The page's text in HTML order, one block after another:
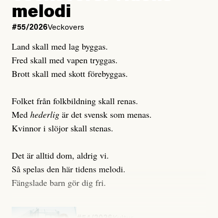
Uppdaterad6 August, 2026
Uppdaterad3 August, 2026
melodi
#55/2026Veckovers
Land skall med lag byggas.
Fred skall med vapen tryggas.
Brott skall med skott förebyggas.
Folket från folkbildning skall renas.
Med hederlig är det svensk som menas.
Kvinnor i slöjor skall stenas.
Det är alltid dom, aldrig vi.
Så spelas den här tidens melodi.
Fängslade barn gör dig fri.